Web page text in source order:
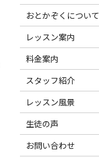
おとかぞくについて
レッスン案内
料金案内
スタッフ紹介
レッスン風景
生徒の声
お問い合わせ